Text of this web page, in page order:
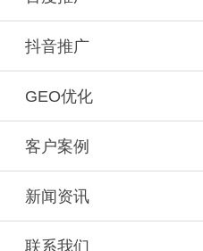
抖音推广
GEO优化
客户案例
新闻资讯
联系我们